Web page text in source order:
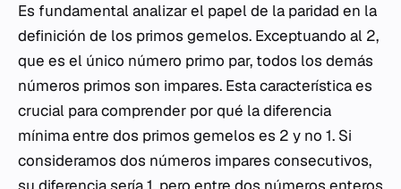
Es fundamental analizar el papel de la paridad en la
definición de los primos gemelos. Exceptuando al 2,
que es el único número primo par, todos los demás
números primos son impares. Esta característica es
crucial para comprender por qué la diferencia
mínima entre dos primos gemelos es 2 y no 1. Si
consideramos dos números impares consecutivos,